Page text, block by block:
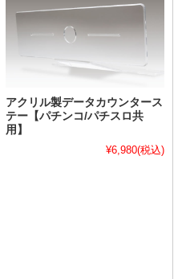
アクリル製データカウンタース
テー【パチンコ/パチスロ共
用】
¥6,980(税込)